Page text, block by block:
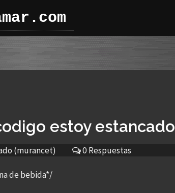
estoy estancado
(murancet) 0 Respuestas
de bebida*/